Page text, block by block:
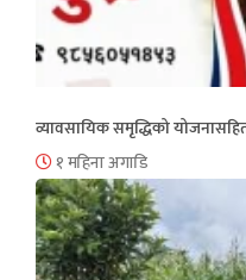
व्यावसायिक समृद्धिको
१ महिना अगाडि